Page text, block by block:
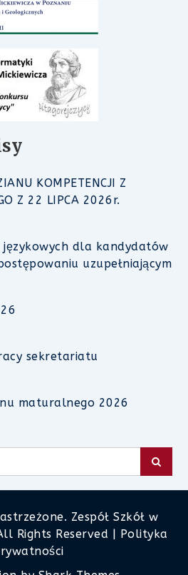
KOMPETENCJI Z
Z 22 LIPCA 2026r.
językowych dla kandydatów
uzupełniającym
sekretariatu
maturalnego 2026
Zespół Szkół w
Rights Reserved | Polityka